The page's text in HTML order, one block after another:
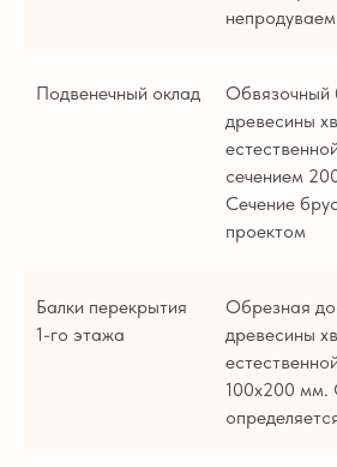
Подвенечный оклад
Обвязочный
древесины
сечением
Сечение
проектом
Балки перекрытия
1-го этажа
Обрезная
древесины
100х200 мм.